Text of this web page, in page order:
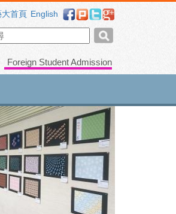
大首頁 English
Foreign Student Admission